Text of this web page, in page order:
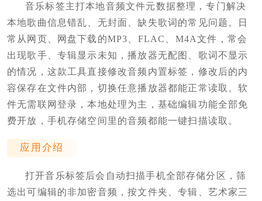
音乐标签主打本地音频文件元数据整理，专门解决
本地歌曲信息错乱、无封面、缺失歌词的常见问题。日
常从网页、网盘下载的MP3、FLAC、M4A文件，常会
出现歌手、专辑显示未知，播放器无配图、歌词不显示
的情况，这款工具直接修改音频内置标签，修改后的内
容保存在文件内部，切换任意播放器都能正常读取。软
件无需联网登录，本地处理为主，基础编辑功能全部免
费开放，手机存储空间里的音频都能一键扫描读取。
应用介绍
打开音乐标签后会自动扫描手机全部存储分区，筛
选出可编辑的非加密音频，按文件夹、专辑、艺术家三